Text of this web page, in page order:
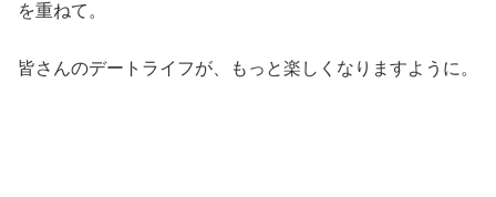
を重ねて。
皆さんのデートライフが、もっと楽しくなりますように。